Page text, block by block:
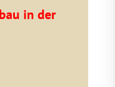
in der